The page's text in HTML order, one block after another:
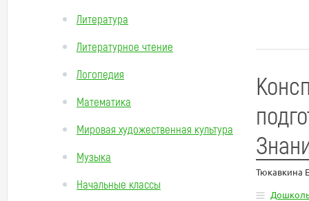
Литература
Литературное чтение
Логопедия
Математика
Мировая художественная культура
Музыка
Начальные классы
Тюкавкина